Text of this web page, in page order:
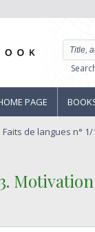
PAGE
Faits de langues n°